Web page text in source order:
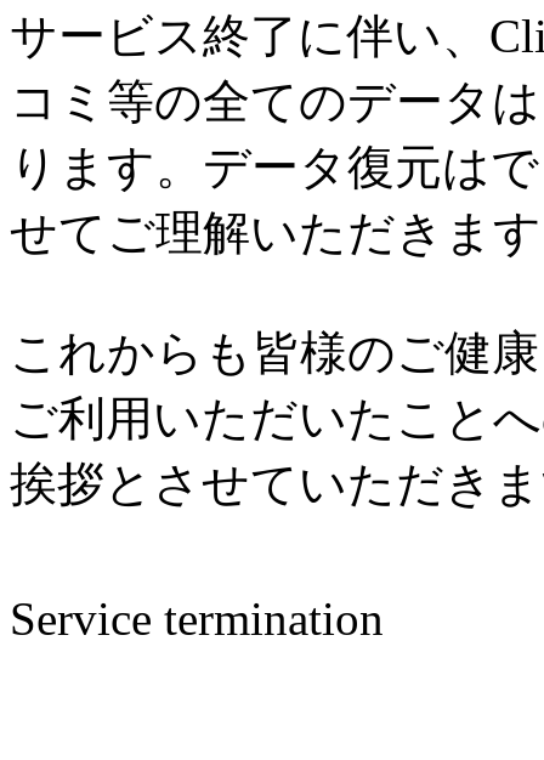
サービス終了に伴い、
コミ等の全てのデータ
ります。データ復元は
せてご理解いただきま
これからも皆様のご健
ご利用いただいたこと
挨拶とさせていただき
Service termination